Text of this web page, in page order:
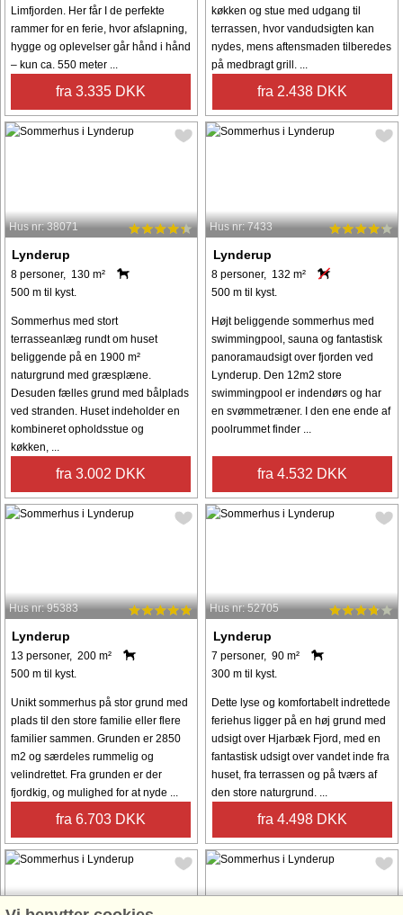
Limfjorden. Her får I de perfekte
rammer for en ferie, hvor afslapning,
hygge og oplevelser går hånd i hånd
– kun ca. 550 meter ...
fra 3.335 DKK
køkken og stue med udgang til
terrassen, hvor vandudsigten kan
nydes, mens aftensmaden tilberedes
på medbragt grill. ...
fra 2.438 DKK
Hus nr: 38071
Lynderup
8 personer, 130 m²
500 m til kyst.
Sommerhus med stort
terrasseanlæg rundt om huset
beliggende på en 1900 m²
naturgrund med græsplæne.
Desuden fælles grund med bålplads
ved stranden. Huset indeholder en
kombineret opholdsstue og
køkken, ...
fra 3.002 DKK
Hus nr: 7433
Lynderup
8 personer, 132 m²
500 m til kyst.
Højt beliggende sommerhus med
swimmingpool, sauna og fantastisk
panoramaudsigt over fjorden ved
Lynderup. Den 12m2 store
swimmingpool er indendørs og har
en svømmetræner. I den ene ende af
poolrummet finder ...
fra 4.532 DKK
Hus nr: 95383
Lynderup
13 personer, 200 m²
500 m til kyst.
Unikt sommerhus på stor grund med
plads til den store familie eller flere
familier sammen. Grunden er 2850
m2 og særdeles rummelig og
velindrettet. Fra grunden er der
fjordkig, og mulighed for at nyde ...
fra 6.703 DKK
Hus nr: 52705
Lynderup
7 personer, 90 m²
300 m til kyst.
Dette lyse og komfortabelt indrettede
feriehus ligger på en høj grund med
udsigt over Hjarbæk Fjord, med en
fantastisk udsigt over vandet inde fra
huset, fra terrassen og på tværs af
den store naturgrund. ...
fra 4.498 DKK